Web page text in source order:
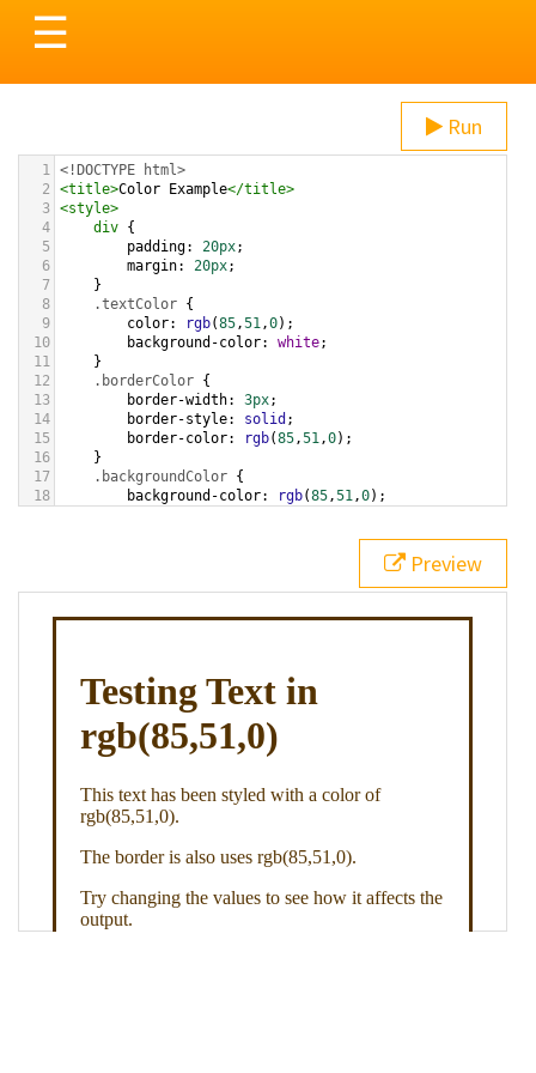
Toggle
navigation
☰
Run
1 <!DOCTYPE html>
2
<title>Color Example</title>
3 <style>
4
div {
5
padding: 20px;
6
margin: 20px;
7
}
8
.textColor {
9
color: rgb(85,51,0);
10
background-color: white;
11
}
12
.borderColor {
13
border-width: 3px;
14
border-style: solid ;
15
border-color: rgb(85,51,0);
16
}
17
.backgroundColor {
18
background-color: rgb(85,51,0);
bottom ,
white, rgb(85,51,0));
div class="textColor borderColor"
< h1>Testing Text in rgb(85,51,0)
Preview